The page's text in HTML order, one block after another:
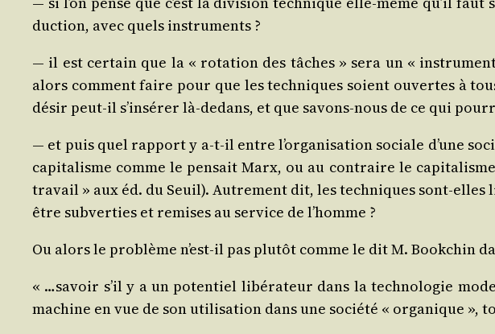
duc­tion, avec quels instruments ?
— il est cer­tain que la « rota­tion des tâches » sera un «
alors com­ment faire pour que les tech­niques soient ouvertes à
désir peut-il s’in­sé­rer là-dedans, et que savons-nous de ce qui
— et puis quel rap­port y a‑t-il entre l’or­ga­ni­sa­tion sociale d’une
capi­ta­lisme comme le pen­sait Marx, ou au contraire le
tra­vail » aux éd. du Seuil). Autre­ment dit, les tech­niques sont-
être sub­ver­ties et remises au ser­vice de l’homme ?
Ou alors le pro­blème n’est-il pas plu­tôt comme le dit M.
« …savoir s’il y a un poten­tiel libé­ra­teur dans la tech­no­lo­gie
machine en vue de son uti­li­sa­tion dans une socié­té « orga­nique »,